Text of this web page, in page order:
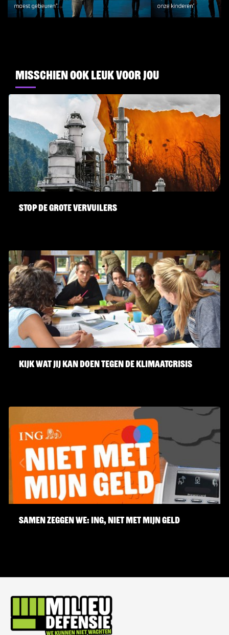
Misschien ook leuk voor jou
Stop de grote vervuilers
Kijk wat jij kan doen tegen de klimaatcrisis
Samen zeggen we: ING, Niet Met Mijn Geld